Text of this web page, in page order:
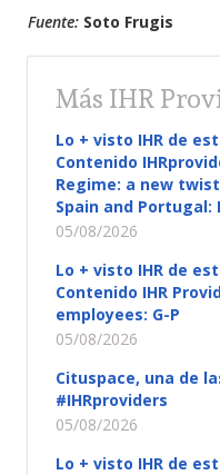
Fuente: Soto Frugis
Más IHR
Lo + visto IHR de
Contenido
Regime: a new
Spain and Portugal:
05/08/2026
Lo + visto IHR de
Contenido IHR
employees: G-P
05/08/2026
Cituspace, una de
#IHRproviders
05/08/2026
Lo + visto IHR de